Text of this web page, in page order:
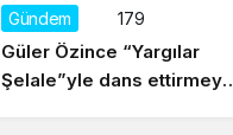
Gündem 179
Güler Özince “Yargılar
Şelale”yle dans ettirmeye